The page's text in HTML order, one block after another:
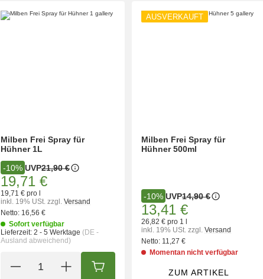
Milben Frei Spray für
Hühner 1L
-10% UVP21,90 €
19,71 €
19,71 € pro l
inkl. 19% USt. zzgl. Versand
Netto: 16,56 €
Sofort verfügbar
Lieferzeit: 2 - 5 Werktage (DE -
Ausland abweichend)
IN DEN WARENKORB
AUSVERKAUFT
Milben Frei Spray für
Hühner 500ml
-10% UVP14,90 €
13,41 €
26,82 € pro 1 l
inkl. 19% USt. zzgl. Versand
Netto: 11,27 €
Momentan nicht verfügbar
ZUM ARTIKEL